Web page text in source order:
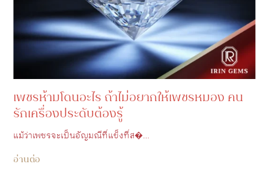
เพชรห้ามโดนอะไร ถ้าไม่อยากให้เพชรหมอง คน
รักเครื่องประดับต้องรู้
แม้ว่าเพชรจะเป็นอัญมณีที่แข็งที่ส�…
อ่านต่อ